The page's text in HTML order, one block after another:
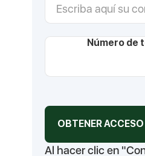
Número de
Al hacer clic en